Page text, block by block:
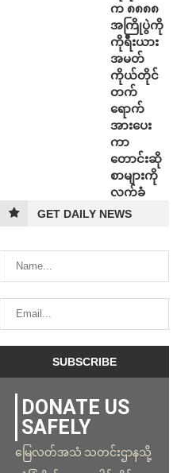
က ၈၈၈၈
အကြိုပွဲကို
ကိုရီးယား
အမတ်
ကိုယ်တိုင်
တက်
ရောက်
အားပေး
ကာ
တောင်းဆို
စာများကို
လက်ခံ
GET DAILY NEWS
DONATE US
SAFELY
မြေလတ်အသံ သတင်းဌာနသို့